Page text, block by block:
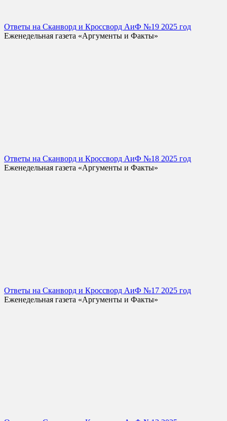
Ответы на Сканворд и Кроссворд АиФ №19 2025 год
Еженедельная газета «Аргументы и Факты»
Ответы на Сканворд и Кроссворд АиФ №18 2025 год
Еженедельная газета «Аргументы и Факты»
Ответы на Сканворд и Кроссворд АиФ №17 2025 год
Еженедельная газета «Аргументы и Факты»